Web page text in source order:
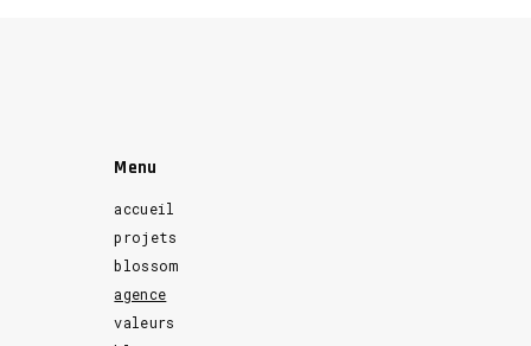
Menu
accueil
projets
blossom
agence
valeurs